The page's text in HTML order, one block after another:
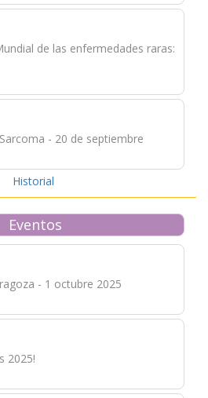
de las enfermedades raras:
- 20 de septiembre
Historial
Eventos
- 1 octubre 2025
2025!